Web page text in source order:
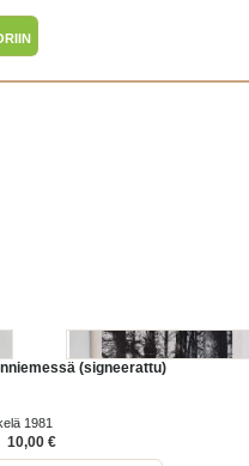
(signeerattu)
1981
10,00 €